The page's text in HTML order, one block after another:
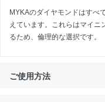
MYKAのダイヤモンドはすべ
えています。これらはマイニ
るため、倫理的な選択です。
ご使用方法